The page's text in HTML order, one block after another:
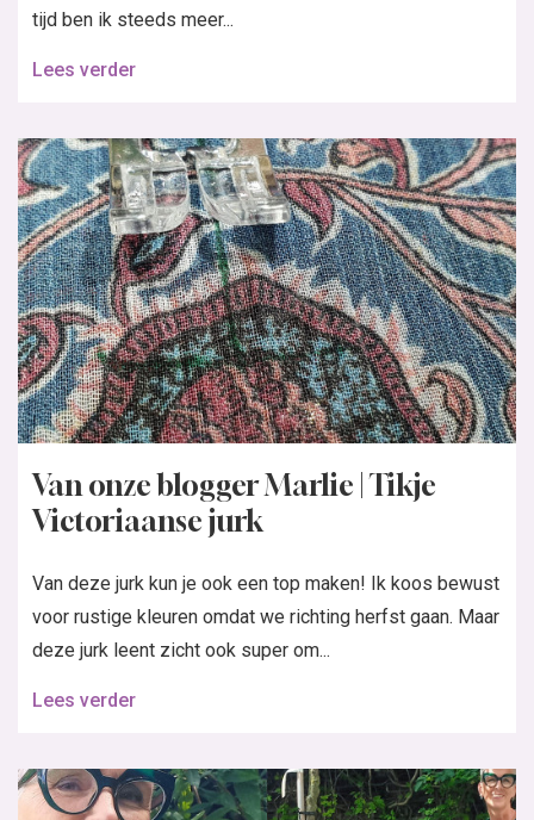
tijd ben ik steeds meer...
Lees verder
Van onze blogger Marlie | Tikje
Victoriaanse jurk
Van deze jurk kun je ook een top maken! Ik koos bewust
voor rustige kleuren omdat we richting herfst gaan. Maar
deze jurk leent zicht ook super om...
Lees verder